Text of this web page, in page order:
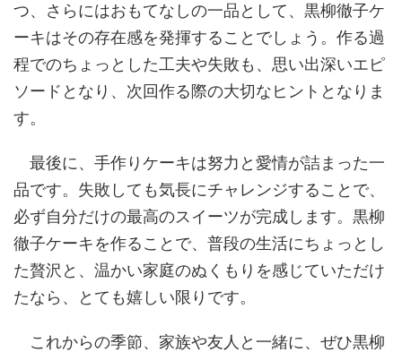
つ、さらにはおもてなしの一品として、黒柳徹子ケ
ーキはその存在感を発揮することでしょう。作る過
程でのちょっとした工夫や失敗も、思い出深いエピ
ソードとなり、次回作る際の大切なヒントとなりま
す。
最後に、手作りケーキは努力と愛情が詰まった一
品です。失敗しても気長にチャレンジすることで、
必ず自分だけの最高のスイーツが完成します。黒柳
徹子ケーキを作ることで、普段の生活にちょっとし
た贅沢と、温かい家庭のぬくもりを感じていただけ
たなら、とても嬉しい限りです。
これからの季節、家族や友人と一緒に、ぜひ黒柳